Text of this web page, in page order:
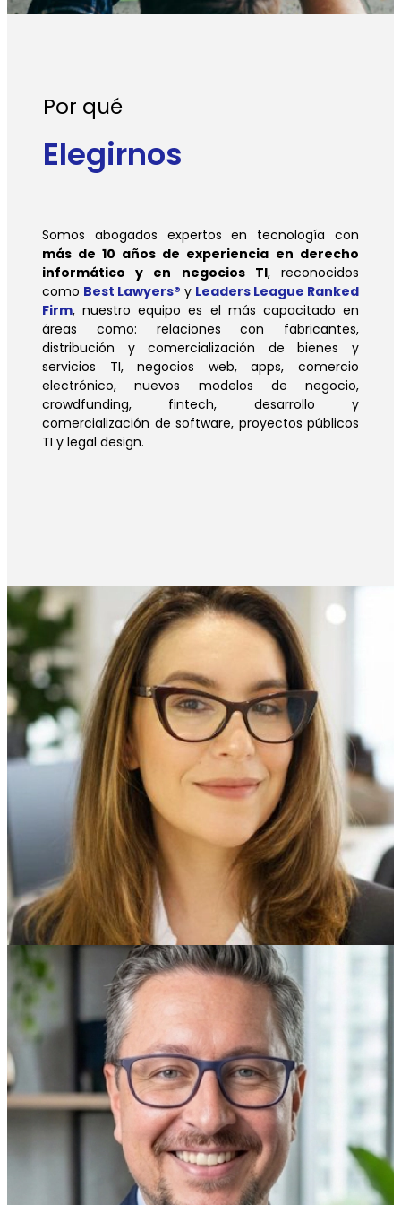
Por qué
Elegirnos
Somos abogados expertos en tecnología con
más de 10 años de experiencia en derecho
informático y en negocios TI, reconocidos
como Best Lawyers® y Leaders League Ranked
Firm, nuestro equipo es el más capacitado en
áreas como: relaciones con fabricantes,
distribución y comercialización de bienes y
servicios TI, negocios web, apps, comercio
electrónico, nuevos modelos de negocio,
crowdfunding, fintech, desarrollo y
comercialización de software, proyectos públicos
TI y legal design.
Natalia Ospina
Reconocida como Best Lawyer 2026 en el área de
Information & Technology Law. Directora Jurídica,
cofounder de ABTIC, MD. ESP. en derecho
informático y nuevas tecnologías.
Jose Pulido
Publicista, experto en legal design. Director de
Marketing, cofounder de ABTIC®, MD, ESP. Marketing
estratégico.